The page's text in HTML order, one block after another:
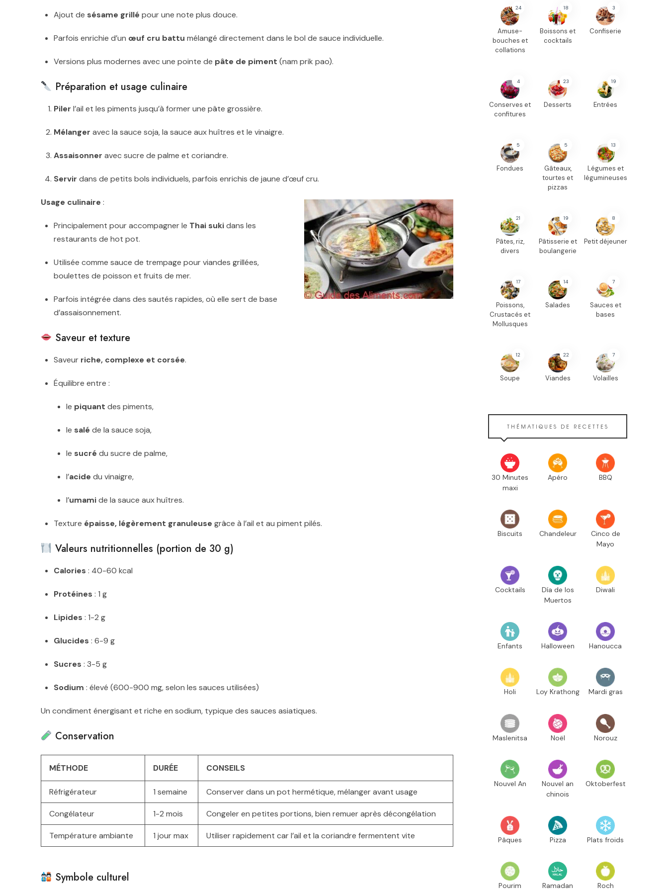
Ajout de sésame grillé pour une note plus douce.
Parfois enrichie d’un œuf cru battu mélangé directement dans le bol de sauce individuelle.
Versions plus modernes avec une pointe de pâte de piment (nam prik pao).
Préparation et usage culinaire
Piler l’ail et les piments jusqu’à former une pâte grossière.
Mélanger avec la sauce soja, la sauce aux huîtres et le vinaigre.
Assaisonner avec sucre de palme et coriandre.
Servir dans de petits bols individuels, parfois enrichis de jaune d’œuf cru.
Usage culinaire :
Principalement pour accompagner le Thai sukidans les
restaurants de hot pot.
Utilisée comme sauce de trempage pour viandes grillées,
boulettes de poisson et fruits de mer.
Parfois intégrée dans des sautés rapides, où elle sert de base
d’assaisonnement.
Saveur et texture
Saveur riche, complexe et corsée.
Équilibre entre :
le piquant des piments,
le salé de la sauce soja,
le sucré du sucre de palme,
l’acide du vinaigre,
l’umamide la sauce aux huîtres.
Texture épaisse, légèrement granuleuse grâce à l’ail et au piment pilés.
Valeurs nutritionnelles (portion de 30 g)
Calories : 40-60 kcal
Protéines : 1 g
Lipides : 1-2 g
Glucides : 6-9 g
Sucres : 3-5 g
Sodium : élevé (600-900 mg, selon les sauces utilisées)
Un condiment énergisant et riche en sodium, typique des sauces asiatiques.
Conservation
MÉTHODE DURÉE CONSEILS
Réfrigérateur 1 semaine Conserver dans un pot hermétique, mélanger avant usage
Congélateur 1-2 mois Congeler en petites portions, bien remuer après décongélation
Température ambiante 1 jour max Utiliser rapidement car l’ail et la coriandre fermentent vite
Symbole culturel
24
Amuse-
bouches et
collations
18
Boissons et
cocktails
3
Confiserie
4
Conserves et
confitures
23
Desserts
19
Entrées
5
Fondues
5
Gâteaux,
tourtes et
pizzas
13
Légumes et
légumineuses
21
Pâtes, riz,
divers
19
Pâtisserie et
boulangerie
8
Petit déjeuner
17
Poissons,
Crustacés et
Mollusques
14
Salades
7
Sauces et
bases
12
Soupe
22
Viandes
7
Volailles
THÉMATIQUES DE RECETTES
30 Minutes
maxi
Apéro BBQ
Biscuits Chandeleur
Cinco de
Mayo
Cocktails
Día de los
Muertos
Diwali
Enfants Halloween Hanoucca
Holi Loy Krathong Mardi gras
Maslenitsa Noël Norouz
Nouvel An
Nouvel an
chinois
Oktoberfest
Pâques Pizza Plats froids
Pourim Ramadan Roch